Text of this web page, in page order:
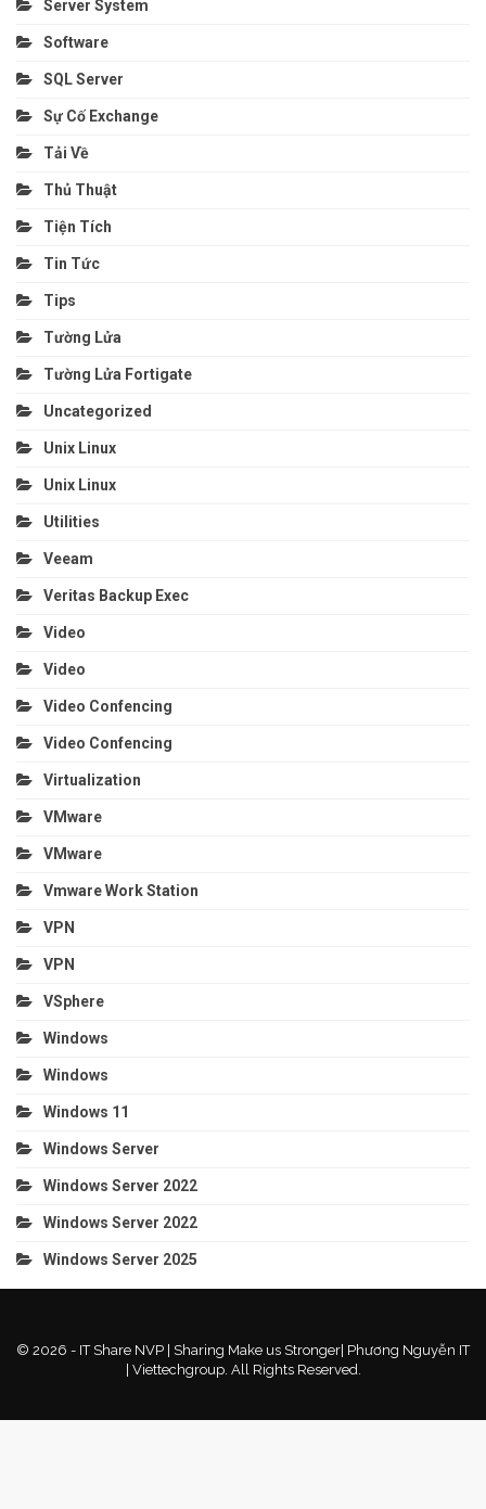
Server System
Software
SQL Server
Sự Cố Exchange
Tải Về
Thủ Thuật
Tiện Tích
Tin Tức
Tips
Tường Lửa
Tường Lửa Fortigate
Uncategorized
Unix Linux
Unix Linux
Utilities
Veeam
Veritas Backup Exec
Video
Video
Video Confencing
Video Confencing
Virtualization
VMware
VMware
Vmware Work Station
VPN
VPN
VSphere
Windows
Windows
Windows 11
Windows Server
Windows Server 2022
Windows Server 2022
Windows Server 2025
© 2026 - IT Share NVP | Sharing Make us Stronger| Phương Nguyễn IT
| Viettechgroup. All Rights Reserved.